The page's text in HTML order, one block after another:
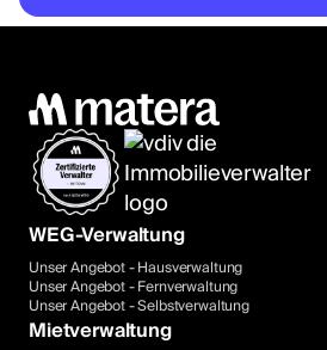
WEG-Verwaltung
Unser Angebot - Hausverwaltung
Unser Angebot - Fernverwaltung
Unser Angebot - Selbstverwaltung
Mietverwaltung